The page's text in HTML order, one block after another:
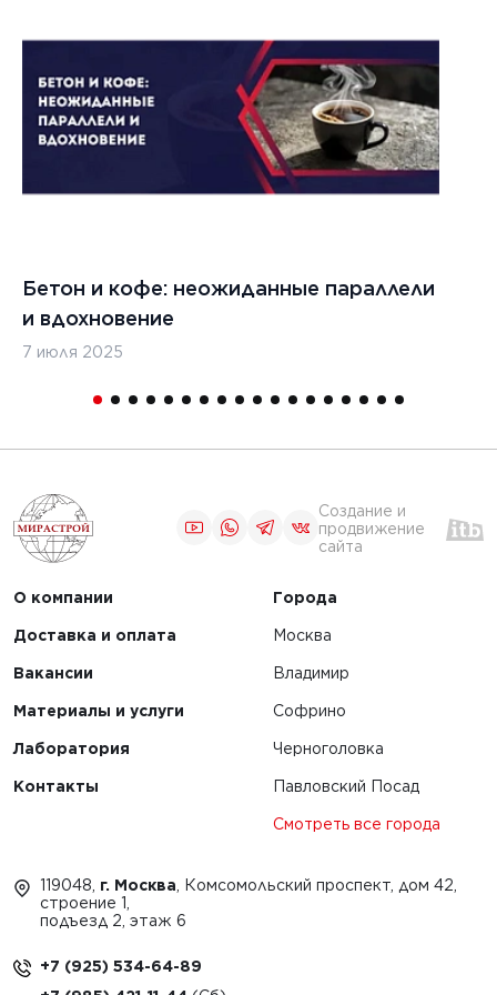
г.
1
Бетон и кофе: неожиданные параллели
и вдохновение
7 июля 2025
Создание и
продвижение
сайта
О компании
Доставка и оплата
Вакансии
Материалы и услуги
Лаборатория
Контакты
Города
Москва
Владимир
Софрино
Черноголовка
Павловский Посад
Смотреть все города
119048, г. Москва , Комсомольский проспект, дом 42,
строение 1,
подъезд 2, этаж 6
+7 (925) 534-64-89